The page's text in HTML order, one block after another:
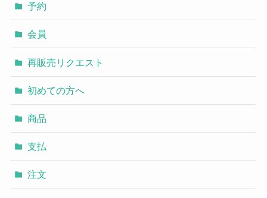
予約
会員
再販売リクエスト
初めての方へ
商品
支払
注文